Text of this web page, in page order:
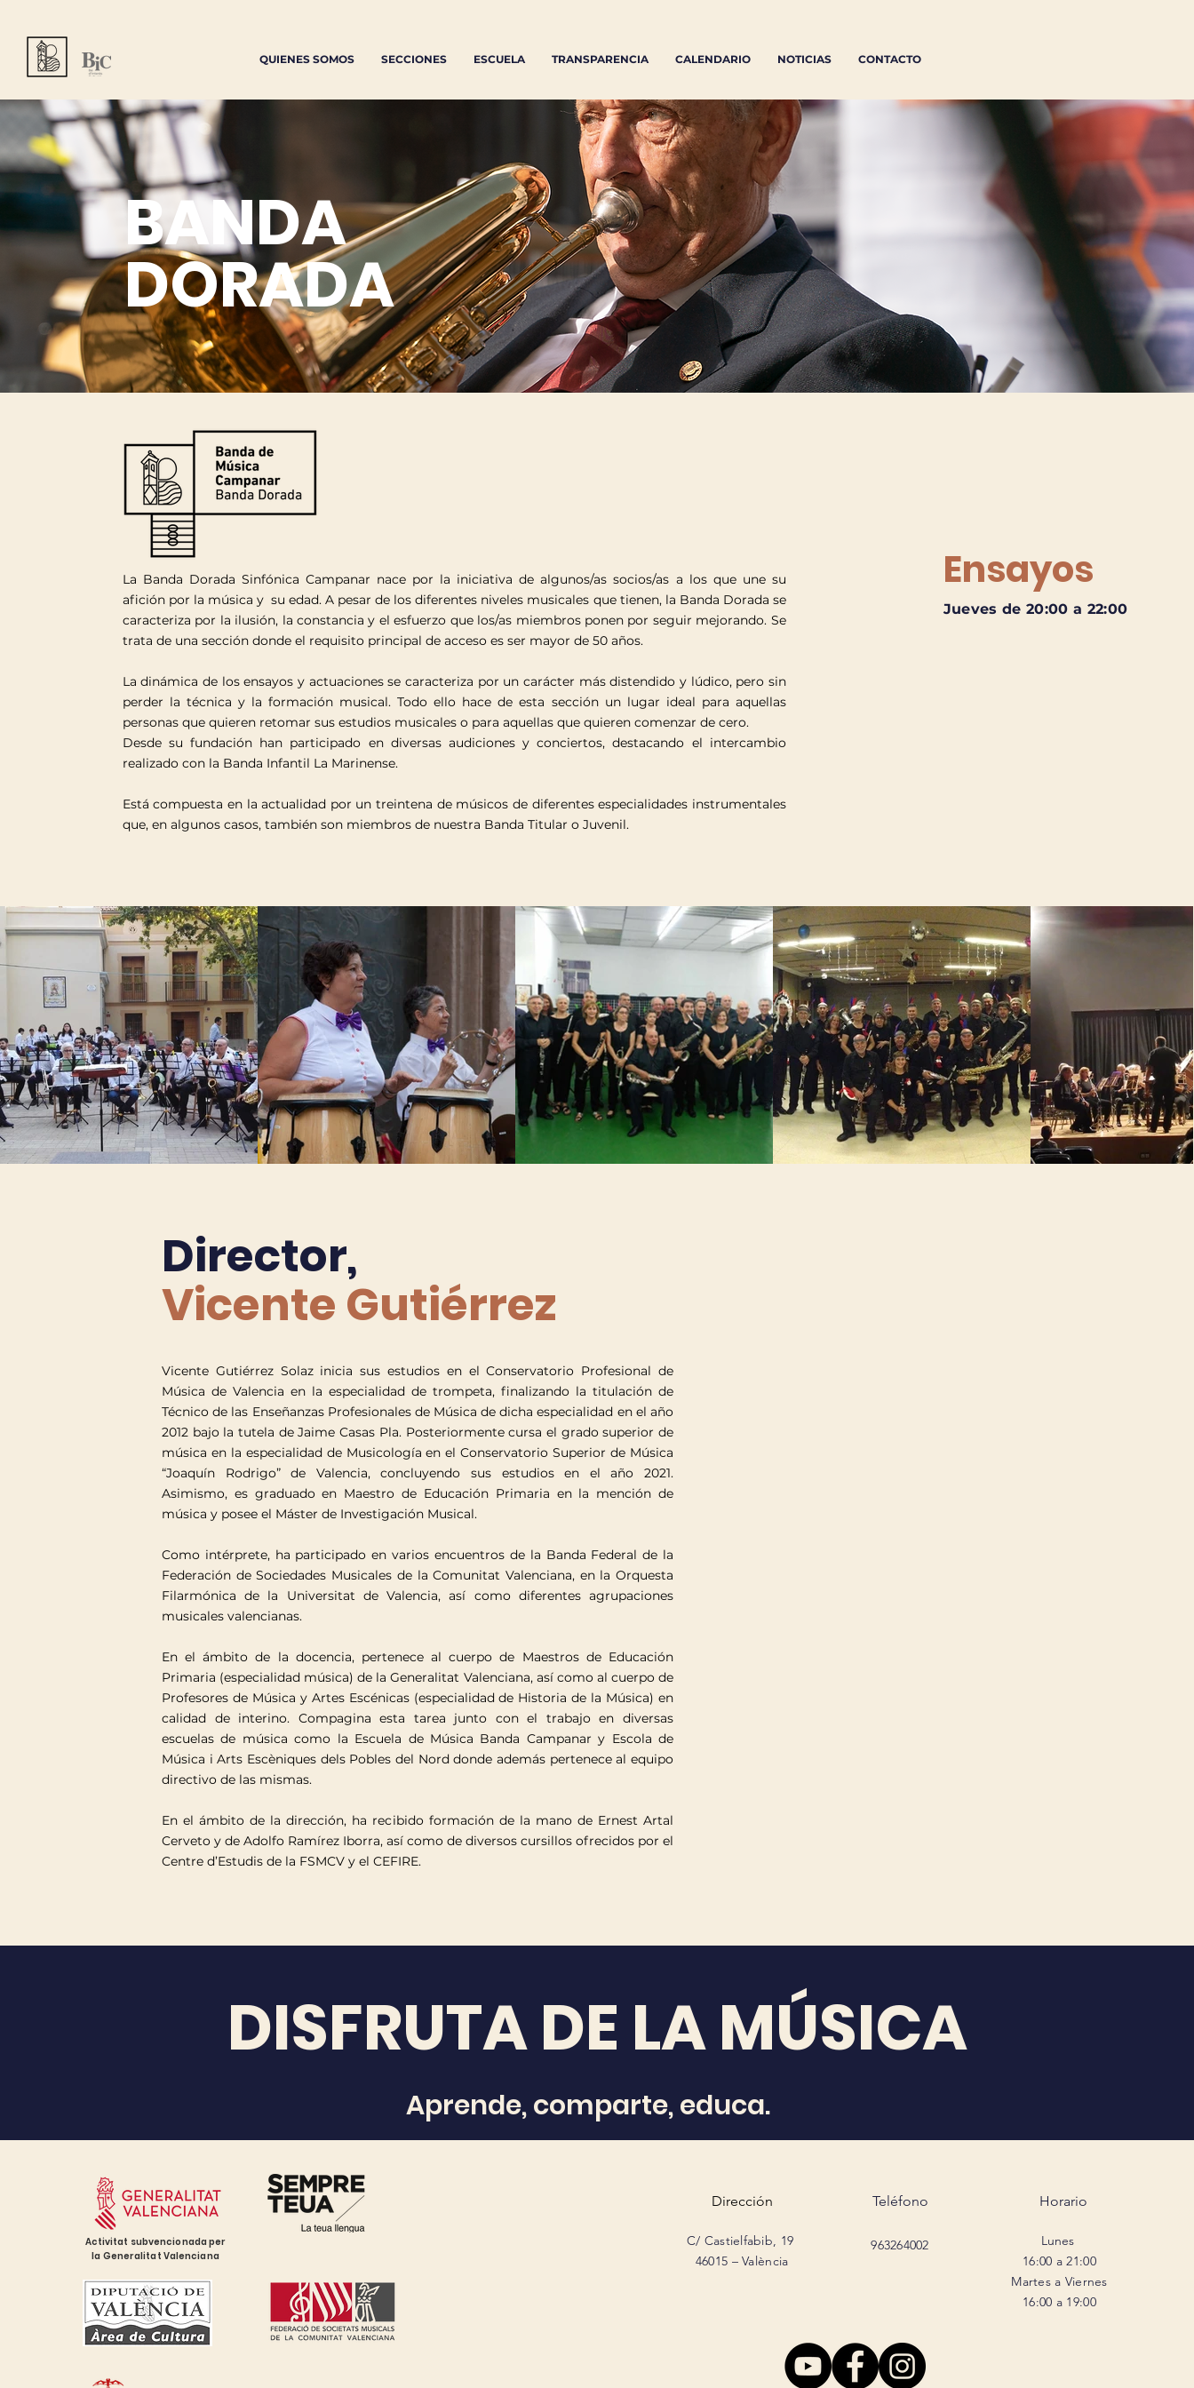
QUIENES SOMOS SECCIONES ESCUELA TRANSPARENCIA CALENDARIO NOTICIAS CONTACTO
BANDA
DORADA
La Banda Dorada Sinfónica Campanar nace por la iniciativa de algunos/as socios/as a los que une su
afición por la música y su edad. A pesar de los diferentes niveles musicales que tienen, la Banda Dorada se
caracteriza por la ilusión, la constancia y el esfuerzo que los/as miembros ponen por seguir mejorando. Se
trata de una sección donde el requisito principal de acceso es ser mayor de 50 años.
La dinámica de los ensayos y actuaciones se caracteriza por un carácter más distendido y lúdico, pero sin
perder la técnica y la formación musical. Todo ello hace de esta sección un lugar ideal para aquellas
personas que quieren retomar sus estudios musicales o para aquellas que quieren comenzar de cero.
Desde su fundación han participado en diversas audiciones y conciertos, destacando el intercambio
realizado con la Banda Infantil La Marinense.
Está compuesta en la actualidad por un treintena de músicos de diferentes especialidades instrumentales
que, en algunos casos, también son miembros de nuestra Banda Titular o Juvenil.
Ensayos
Jueves de 20:00 a 22:00
Director,
Vicente Gutiérrez
Vicente Gutiérrez Solaz inicia sus estudios en el Conservatorio Profesional de
Música de Valencia en la especialidad de trompeta, finalizando la titulación de
Técnico de las Enseñanzas Profesionales de Música de dicha especialidad en el año
2012 bajo la tutela de Jaime Casas Pla. Posteriormente cursa el grado superior de
música en la especialidad de Musicología en el Conservatorio Superior de Música
“Joaquín Rodrigo” de Valencia, concluyendo sus estudios en el año 2021.
Asimismo, es graduado en Maestro de Educación Primaria en la mención de
música y posee el Máster de Investigación Musical.
Como intérprete, ha participado en varios encuentros de la Banda Federal de la
Federación de Sociedades Musicales de la Comunitat Valenciana, en la Orquesta
Filarmónica de la Universitat de Valencia, así como diferentes agrupaciones
musicales valencianas.
En el ámbito de la docencia, pertenece al cuerpo de Maestros de Educación
Primaria (especialidad música) de la Generalitat Valenciana, así como al cuerpo de
Profesores de Música y Artes Escénicas (especialidad de Historia de la Música) en
calidad de interino. Compagina esta tarea junto con el trabajo en diversas
escuelas de música como la Escuela de Música Banda Campanar y Escola de
Música i Arts Escèniques dels Pobles del Nord donde además pertenece al equipo
directivo de las mismas.
En el ámbito de la dirección, ha recibido formación de la mano de Ernest Artal
Cerveto y de Adolfo Ramírez Iborra, así como de diversos cursillos ofrecidos por el
Centre d’Estudis de la FSMCV y el CEFIRE.
DISFRUTA DE LA MÚSICA
Aprende, comparte, educa.
Activitat subvencionada per
la Generalitat Valenciana
Dirección
C/ Castielfabib, 19
46015 – València
Teléfono
963264002
Horario
Lunes
16:00 a 21:00
Martes a Viernes
16:00 a 19:00